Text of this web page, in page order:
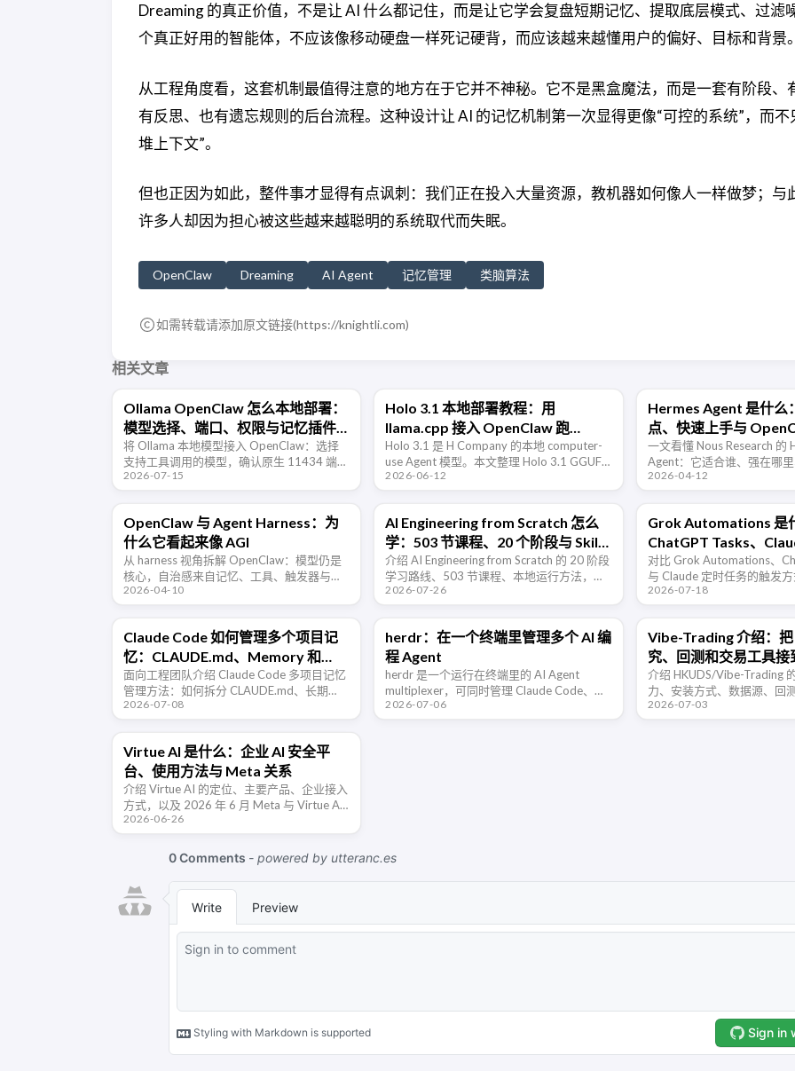
Dreaming 的真正价值，不是让 AI 什么都记住，而是让它学会复盘短期记忆、提取底层模式、过滤
个真正好用的智能体，不应该像移动硬盘一样死记硬背，而应该越来越懂用户的偏好、目标和背景。
从工程角度看，这套机制最值得注意的地方在于它并不神秘。它不是黑盒魔法，而是一套有阶段、
有反思、也有遗忘规则的后台流程。这种设计让 AI 的记忆机制第一次显得更像“可控的系统”，而不
堆上下文”。
但也正因为如此，整件事才显得有点讽刺：我们正在投入大量资源，教机器如何像人一样做梦；与
许多人却因为担心被这些越来越聪明的系统取代而失眠。
OpenClaw Dreaming AI Agent 记忆管理 类脑算法
如需转载请添加原文链接(https://knightli.com)
相关文章
Ollama OpenClaw 怎么本地部署：
模型选择、端口、权限与记忆插件
排错
将 Ollama 本地模型接入 OpenClaw：选择
支持工具调用的模型，确认原生 11434 端口
与 provider 配置，限制权限，并排查
2026-07-15
Holo 3.1 本地部署教程：用
llama.cpp 接入 OpenClaw 跑
Computer Use Agent
Holo 3.1 是 H Company 的本地 computer-
use Agent 模型。本文整理 Holo 3.1 GGUF
下载、llama.cpp 启动 OpenAI-compatible
2026-06-12
Hermes Agent 是什么
点、快速上手与
一文看懂 Nous Research 的
Agent：它适合谁、强在哪
用，以及它和 OpenClaw 在
2026-04-12
OpenClaw 与 Agent Harness：为
什么它看起来像 AGI
从 harness 视角拆解 OpenClaw：模型仍是
核心，自治感来自记忆、工具、触发器与执
行循环的工程组合。
2026-04-10
AI Engineering from Scratch 怎么
学：503 节课程、20 个阶段与 Skills
安装指南
介绍 AI Engineering from Scratch 的 20 阶段
学习路线、503 节课程、本地运行方法，以
及如何在 Codex、Claude Code 和 Cursor
2026-07-26
Grok Automations 是
ChatGPT Tasks、
有什么区别
对比 Grok Automations、
与 Claude 定时任务的触发
工具权限和适用场景，说明
2026-07-18
Claude Code 如何管理多个项目记
忆：CLAUDE.md、Memory 和
Hooks 的团队用法
面向工程团队介绍 Claude Code 多项目记忆
管理方法：如何拆分 CLAUDE.md、长期
Memory 和 Hooks 自动化规则，避免上下文
2026-07-08
herdr：在一个终端里管理多个 AI 编
程 Agent
herdr 是一个运行在终端里的 AI Agent
multiplexer，可同时管理 Claude Code、
Codex、OpenCode、Devin 等多个编程
2026-07-06
Vibe-Trading 介绍：
究、回测和交易工具接
介绍 HKUDS/Vibe-Trading
力、安装方式、数据源、回
Account、MCP 接入和安全
2026-07-03
Virtue AI 是什么：企业 AI 安全平
台、使用方法与 Meta 关系
介绍 Virtue AI 的定位、主要产品、企业接入
方式，以及 2026 年 6 月 Meta 与 Virtue AI
团队之间的最新关系。
2026-06-26